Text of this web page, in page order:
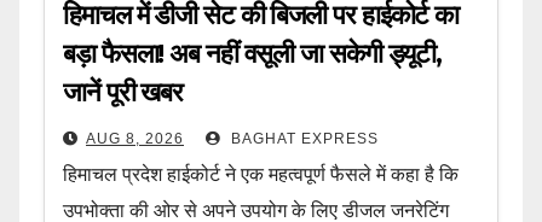
हिमाचल में डीजी सेट की बिजली पर हाईकोर्ट का
बड़ा फैसला! अब नहीं वसूली जा सकेगी ड्यूटी,
जानें पूरी खबर
AUG 8, 2026 BAGHAT EXPRESS
हिमाचल प्रदेश हाईकोर्ट ने एक महत्वपूर्ण फैसले में कहा है कि
उपभोक्ता की ओर से अपने उपयोग के लिए डीजल जनरेटिंग